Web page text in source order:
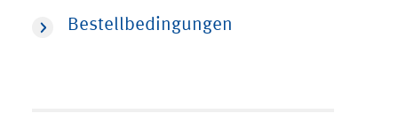
Bestellbedingungen